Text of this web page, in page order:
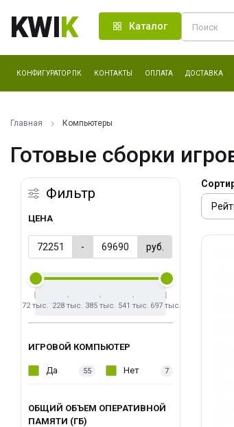
KWIK Каталог
КОНФИГУРАТОР ПК КОНТАКТЫ ОПЛАТА ДОСТАВКА
Главная Компьютеры
Готовые сборки
Фильтр
ЦЕНА
- руб.
72 тыс. 228 тыс. 385 тыс. 541 тыс. 697 тыс.
ИГРОВОЙ КОМПЬЮТЕР
Да 55 Нет 7
ОБЩИЙ ОБЪЕМ ОПЕРАТИВНОЙ
ПАМЯТИ (ГБ)